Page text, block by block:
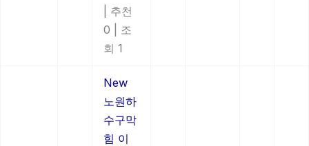
추천
0
조
회 1
New
노원하
수구막
힘 이